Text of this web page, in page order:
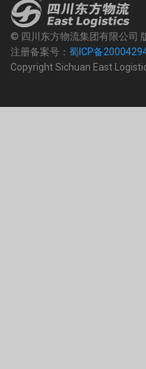
© 四川东方物流集团有限公司
注册备案号： 蜀ICP备
Copyright Sichuan East